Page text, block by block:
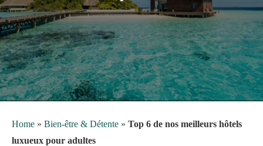
Home » Bien-être & Détente » Top 6 de nos meilleurs hôtels
luxueux pour adultes